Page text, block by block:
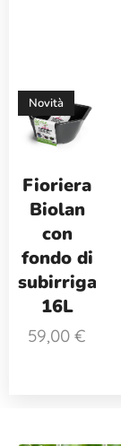
Fioriera
Biolan
con
fondo di
16L
Novità
59,00 €